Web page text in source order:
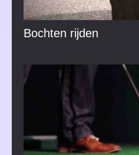
Bochten rijden